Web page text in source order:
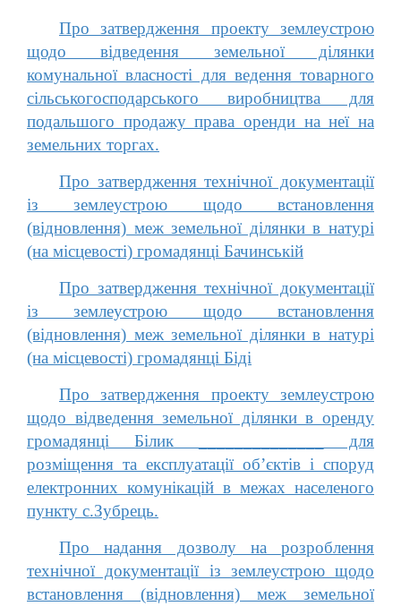
Про затвердження проекту землеустрою
щодо відведення земельної ділянки
комунальної власності для ведення товарного
сільськогосподарського виробництва для
подальшого продажу права оренди на неї на
земельних торгах.
Про затвердження технічної документації
із землеустрою щодо встановлення
(відновлення) меж земельної ділянки в натурі
(на місцевості) громадянці Бачинській
Про затвердження технічної документації
із землеустрою щодо встановлення
(відновлення) меж земельної ділянки в натурі
(на місцевості) громадянці Біді
Про затвердження проекту землеустрою
щодо відведення земельної ділянки в оренду
громадянці Білик ______________ для
розміщення та експлуатації об’єктів і споруд
електронних комунікацій в межах населеного
пункту с.Зубрець.
Про надання дозволу на розроблення
технічної документації із землеустрою щодо
встановлення (відновлення) меж земельної